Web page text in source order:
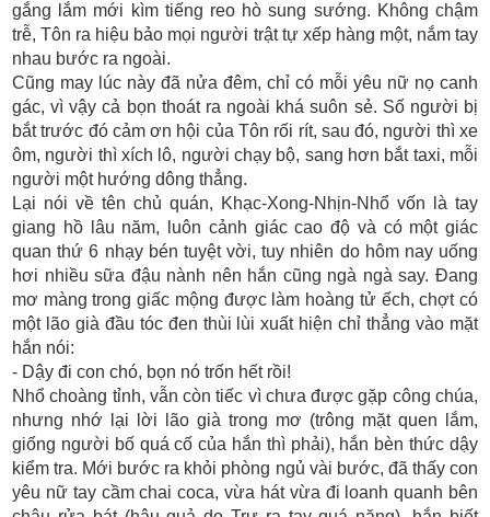
gắng lắm mới kìm tiếng reo hò sung sướng. Không chậm
trễ, Tôn ra hiệu bảo mọi người trật tự xếp hàng một, nắm tay
nhau bước ra ngoài.
Cũng may lúc này đã nửa đêm, chỉ có mỗi yêu nữ nọ canh
gác, vì vậy cả bọn thoát ra ngoài khá suôn sẻ. Số người bị
bắt trước đó cảm ơn hội của Tôn rối rít, sau đó, người thì xe
ôm, người thì xích lô, người chạy bộ, sang hơn bắt taxi, mỗi
người một hướng dông thẳng.
Lại nói về tên chủ quán, Khạc-Xong-Nhịn-Nhổ vốn là tay
giang hồ lâu năm, luôn cảnh giác cao độ và có một giác
quan thứ 6 nhạy bén tuyệt vời, tuy nhiên do hôm nay uống
hơi nhiều sữa đậu nành nên hắn cũng ngà ngà say. Đang
mơ màng trong giấc mộng được làm hoàng tử ếch, chợt có
một lão già đầu tóc đen thùi lùi xuất hiện chỉ thẳng vào mặt
hắn nói:
- Dậy đi con chó, bọn nó trốn hết rồi!
Nhổ choàng tỉnh, vẫn còn tiếc vì chưa được gặp công chúa,
nhưng nhớ lại lời lão già trong mơ (trông mặt quen lắm,
giống người bố quá cố của hắn thì phải), hắn bèn thức dậy
kiểm tra. Mới bước ra khỏi phòng ngủ vài bước, đã thấy con
yêu nữ tay cầm chai coca, vừa hát vừa đi loanh quanh bên